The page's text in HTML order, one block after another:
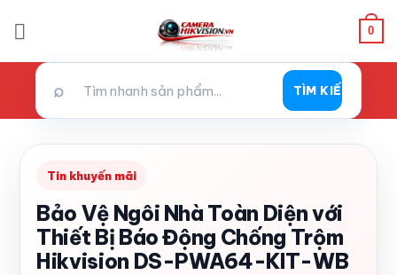
0
⌕ TÌM KIẾM
Tin khuyến mãi
Bảo Vệ Ngôi Nhà Toàn Diện với
Thiết Bị Báo Động Chống Trộm
Hikvision DS-PWA64-KIT-WB